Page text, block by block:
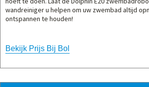
wandreiniger u helpen om uw zwembad altijd
ontspannen te houden!
Bekijk Prijs Bij Bol